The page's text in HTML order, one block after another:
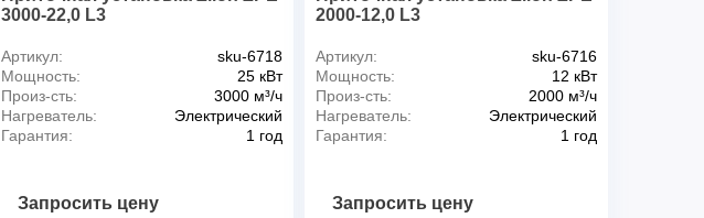
3000-22,0 L3
Артикул:
sku-6718
Мощность:
25 кВт
Произ-сть:
3000 м³/ч
Нагреватель:
Электрический
Гарантия:
1 год
Запросить цену
2000-12,0 L3
Артикул:
sku-6716
Мощность:
12 кВт
Произ-сть:
2000 м³/ч
Нагреватель:
Электрический
Гарантия:
1 год
Запросить цену